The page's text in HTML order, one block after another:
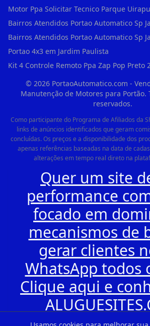
Motor Ppa Solicitar Tecnico Parque
Portao 4x3 em Jardim Paulista
© 2026PortaoAutomatico.com -
Manutenção de Motores para Portão.
reservados.
Como participante do Programa de Afiliados da
links de anúncios identificados que geram
concluídas. Os preços e a disponibilidade dos
apenas referências baseadas na data de
alterações em tempo real direto na
Quer um site
performance
focado em
mecanismos de
gerar clientes
WhatsApp todos
Clique aqui e